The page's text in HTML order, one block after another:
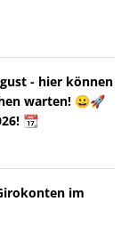
- hier können
warten! 😀🚀
📆
im